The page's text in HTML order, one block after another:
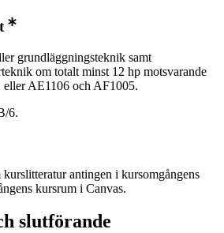
grundläggningsteknik samt
om totalt minst 12 hp motsvarande
AE1106 och AF1005.
6.
antingen i kursomgångens
kursrum i Canvas.
slutförande